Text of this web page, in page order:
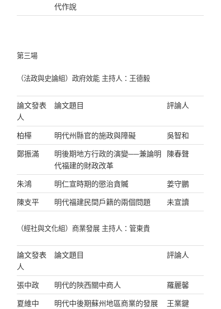
代作說
第三場
（法政與史論組）政府效能 主持人：王德毅
論文發表
人
論文題目 評論人
柏樺 明代州縣官的施政與障礙
吳智和
鄭振滿
明後期地方行政的演變──兼論明
代福建的財政改革
陳春聲
朱鴻 明仁宣時期的懲治貪贓
姜守鵬
陳支平
明代福建民間戶籍的兩個問題 未宣讀
（經社與文化組）商業發展 主持人：管東貴
論文發表
人
論文題目 評論人
張中政 明代的陝西關中商人
羅麗馨
夏維中
明代中後期蘇州地區商業的發展
王業鍵